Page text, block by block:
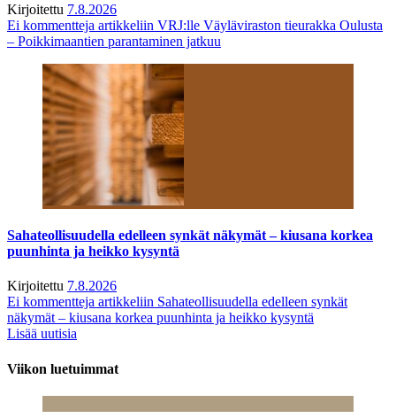
Kirjoitettu 7.8.2026
Ei kommentteja artikkeliin VRJ:lle Väyläviraston tieurakka Oulusta
– Poikkimaantien parantaminen jatkuu
Sahateollisuudella edelleen synkät näkymät – kiusana korkea
puunhinta ja heikko kysyntä
Kirjoitettu 7.8.2026
Ei kommentteja artikkeliin Sahateollisuudella edelleen synkät
näkymät – kiusana korkea puunhinta ja heikko kysyntä
Lisää uutisia
Viikon luetuimmat